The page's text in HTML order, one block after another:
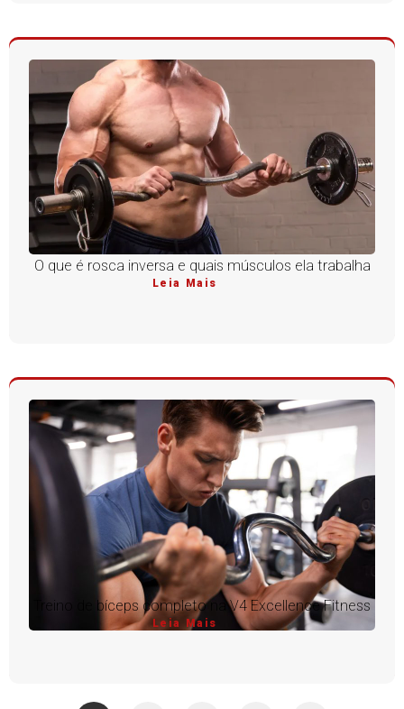
O que é rosca inversa e quais músculos ela trabalha
Leia Mais
Treino de bíceps completo na V4 Excellence Fitness
Leia Mais